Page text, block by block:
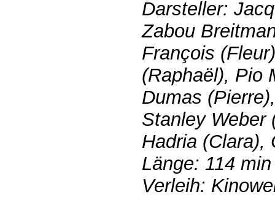
Darsteller:
Zabou
François
(Raphaël), Pio
Dumas
Stanley Weber
Hadria (Clara),
Länge: 114 min
Verleih: